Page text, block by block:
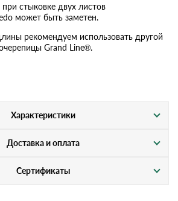
стыковке двух листов
может быть заметен.
рекомендуем использовать другой
Grand Line®.
Характеристики
Доставка и оплата
Сертификаты